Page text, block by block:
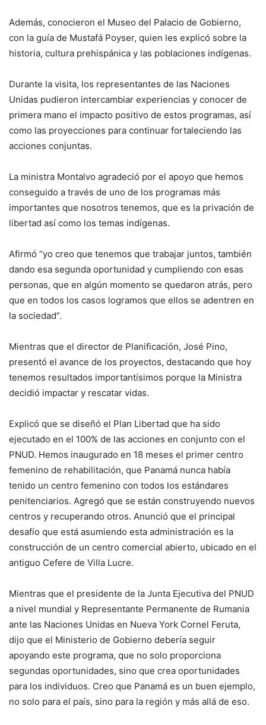
Además, conocieron el Museo del Palacio de Gobierno,
con la guía de Mustafá Poyser, quien les explicó sobre la
historia, cultura prehispánica y las poblaciones indígenas.
Durante la visita, los representantes de las Naciones
Unidas pudieron intercambiar experiencias y conocer de
primera mano el impacto positivo de estos programas, así
como las proyecciones para continuar fortaleciendo las
acciones conjuntas.
La ministra Montalvo agradeció por el apoyo que hemos
conseguido a través de uno de los programas más
importantes que nosotros tenemos, que es la privación de
libertad así como los temas indígenas.
Afirmó “yo creo que tenemos que trabajar juntos, también
dando esa segunda oportunidad y cumpliendo con esas
personas, que en algún momento se quedaron atrás, pero
que en todos los casos logramos que ellos se adentren en
la sociedad”.
Mientras que el director de Planificación, José Pino,
presentó el avance de los proyectos, destacando que hoy
tenemos resultados importantísimos porque la Ministra
decidió impactar y rescatar vidas.
Explicó que se diseñó el Plan Libertad que ha sido
ejecutado en el 100% de las acciones en conjunto con el
PNUD. Hemos inaugurado en 18 meses el primer centro
femenino de rehabilitación, que Panamá nunca había
tenido un centro femenino con todos los estándares
penitenciarios. Agregó que se están construyendo nuevos
centros y recuperando otros. Anunció que el principal
desafío que está asumiendo esta administración es la
construcción de un centro comercial abierto, ubicado en el
antiguo Cefere de Villa Lucre.
Mientras que el presidente de la Junta Ejecutiva del PNUD
a nivel mundial y Representante Permanente de Rumania
ante las Naciones Unidas en Nueva York Cornel Feruta,
dijo que el Ministerio de Gobierno debería seguir
apoyando este programa, que no solo proporciona
segundas oportunidades, sino que crea oportunidades
para los individuos. Creo que Panamá es un buen ejemplo,
no solo para el país, sino para la región y más allá de eso.